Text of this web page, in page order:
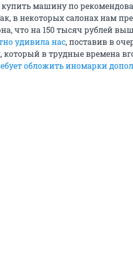
купить машину по
в некоторых салонах нам
что на 150 тысяч рублей
удивила нас, поставив в
который в трудные времена
обложить иномарки